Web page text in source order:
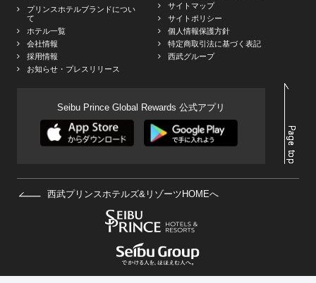
プリンスホテルブランドについ
て
ホテル一覧
会社情報
採用情報
お知らせ・プレスリリース
サイトマップ
サイトポリシー
個人情報保護方針
特定商取引法に基づく表記
西武グループ
Seibu Prince Global Rewards 公式アプリ
西武プリンスホテルズ&リゾーツHOMEへ